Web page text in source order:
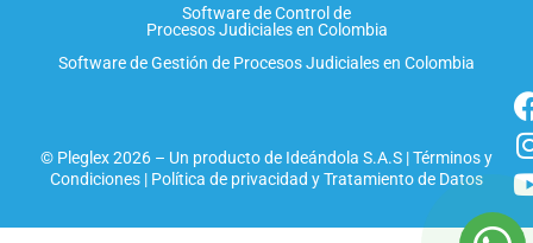
Software de Control de
Procesos Judiciales en Colombia
Software de Gestión de Procesos Judiciales en Colombia
© Pleglex 2026 – Un producto de Ideándola S.A.S |Términos y
Condiciones | Política de privacidad y Tratamiento de Datos